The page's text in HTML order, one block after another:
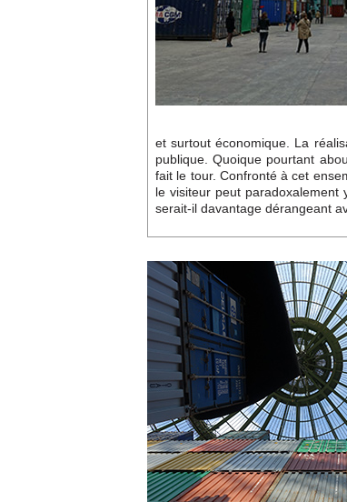
et surtout économique. La
publique. Quoique pourtant
fait le tour. Confronté à cet
le visiteur peut
serait-il davantage dérangeant